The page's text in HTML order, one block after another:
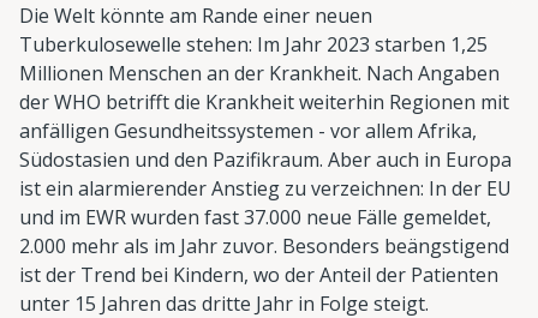
Die Welt könnte am Rande einer neuen
Tuberkulosewelle stehen: Im Jahr 2023 starben 1,25
Millionen Menschen an der Krankheit. Nach Angaben
der WHO betrifft die Krankheit weiterhin Regionen mit
anfälligen Gesundheitssystemen - vor allem Afrika,
Südostasien und den Pazifikraum. Aber auch in Europa
ist ein alarmierender Anstieg zu verzeichnen: In der EU
und im EWR wurden fast 37.000 neue Fälle gemeldet,
2.000 mehr als im Jahr zuvor. Besonders beängstigend
ist der Trend bei Kindern, wo der Anteil der Patienten
unter 15 Jahren das dritte Jahr in Folge steigt.